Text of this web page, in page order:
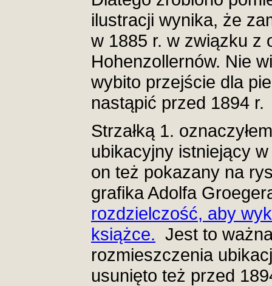
ilustracji wynika, że
w 1885 r. w związku z
Hohenzollernów. Nie
wybito przejście dla
nastąpić przed 1894 r.
Strzałką 1.
ubikacyjny istniejący w
on też pokazany na
grafika Adolfa
rozdzielczość, aby
książce. Jest to
rozmieszczenia
usunięto też przed